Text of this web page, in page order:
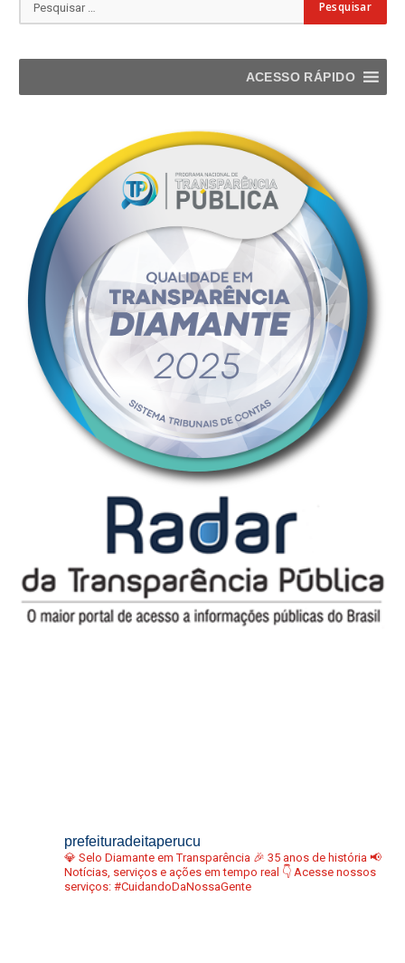
ACESSO RÁPIDO
prefeituradeitaperucu
💎 Selo Diamante em Transparência 🎉 35 anos de história 📢
Notícias, serviços e ações em tempo real 👇 Acesse nossos
serviços: #CuidandoDaNossaGente